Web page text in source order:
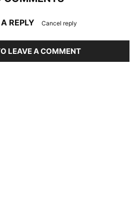
REPLY Cancel reply
LEAVE A COMMENT